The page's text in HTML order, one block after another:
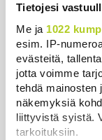
Tietojesi
Me ja 1022
esim. IP-
evästeitä,
jotta voimme
tehdä mainosten
näkemyksiä
liittyvistä syistä.
tarkoituksiin.
poliitikoksi
Uutiset | 7.8.2026
Helle kurittaa
valtionmedia
Uutiset | 8.8.2026